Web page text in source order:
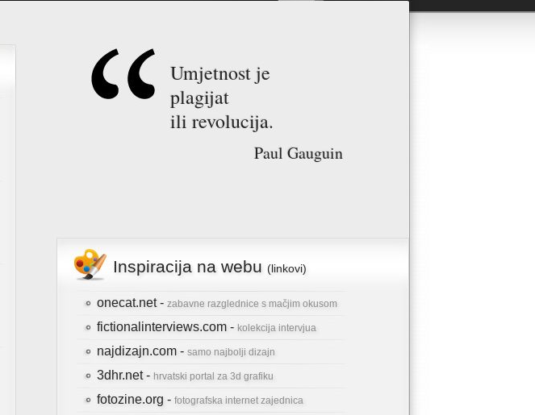
Umjetnost je
plagijat
ili revolucija.
Paul Gauguin
Inspiracija na webu (linkovi)
onecat.net - zabavne razglednice s mačjim okusom
fictionalinterviews.com - kolekcija intervjua
najdizajn.com - samo najbolji dizajn
3dhr.net - hrvatski portal za 3d grafiku
fotozine.org - fotografska internet zajednica